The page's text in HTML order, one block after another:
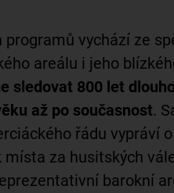
programů vychází ze
areálu i jeho
sledovat 800 let
až po současnost.
řádu vypráví
místa za husitských
barokní